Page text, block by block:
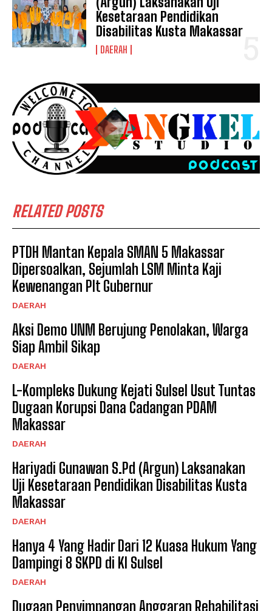
Kesetaraan Pendidikan
Disabilitas Kusta Makassar
DAERAH
RELATED POSTS
PTDH Mantan Kepala SMAN 5 Makassar
Dipersoalkan, Sejumlah LSM Minta Kaji
Kewenangan Plt Gubernur
DAERAH
Aksi Demo UNM Berujung Penolakan, Warga
Siap Ambil Sikap
DAERAH
L-Kompleks Dukung Kejati Sulsel Usut Tuntas
Dugaan Korupsi Dana Cadangan PDAM
Makassar
DAERAH
Hariyadi Gunawan S.Pd (Argun) Laksanakan
Uji Kesetaraan Pendidikan Disabilitas Kusta
Makassar
DAERAH
Hanya 4 Yang Hadir Dari 12 Kuasa Hukum Yang
Dampingi 8 SKPD di KI Sulsel
DAERAH
Dugaan Penyimpangan Anggaran Rehabilitasi